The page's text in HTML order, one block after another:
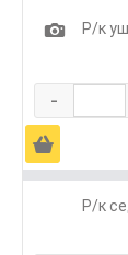
1
Р/к
-
Ä
Р/к